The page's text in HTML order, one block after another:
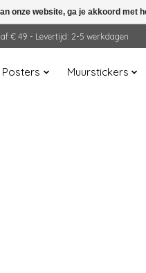
€ 49 - Levertijd: 2-5 werkdagen
Posters Muurstickers
onze website, ga je akkoord met